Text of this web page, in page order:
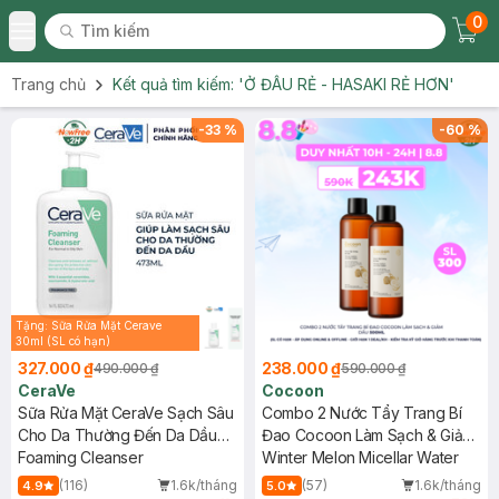
Toggle Menu
Tìm kiếm
Tìm kiếm
0
Trang chủ Kết quả tìm kiếm: 'Ở ĐÂU RẺ - HASAKI RẺ HƠN'
-33 %
Tặng: Sữa Rửa Mặt Cerave
30ml (SL có hạn)
327.000 ₫490.000 ₫
CeraVe
Sữa Rửa Mặt CeraVe Sạch Sâu
Cho Da Thường Đến Da Dầu
473ml
Foaming Cleanser
4.9 (116)
1.6k/tháng
-60%
238.000 ₫590.000 ₫
Cocoon
Combo 2 Nước Tẩy Trang Bí
Đao Cocoon Làm Sạch & Giảm
Dầu 500ml
Winter Melon Micellar Water
5.0 (57)
1.6k/tháng